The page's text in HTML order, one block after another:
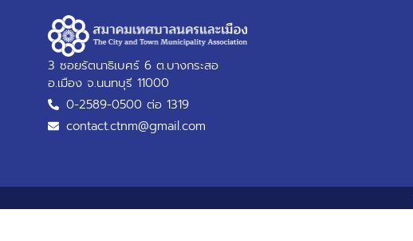
3 ซอยรัตนาธิเบศร์ 6 ต.บางกระสอ
อ.เมือง จ.นนทบุรี 11000
0-2589-0500 ต่อ 1319
contact.ctnm@gmail.com